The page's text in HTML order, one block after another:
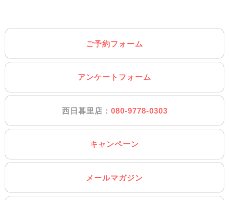
ご予約フォーム
アンケートフォーム
西日暮里店： 080-9778-0303
キャンペーン
メールマガジン